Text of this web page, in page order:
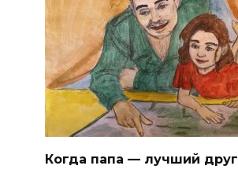
Когда папа — лучший друг